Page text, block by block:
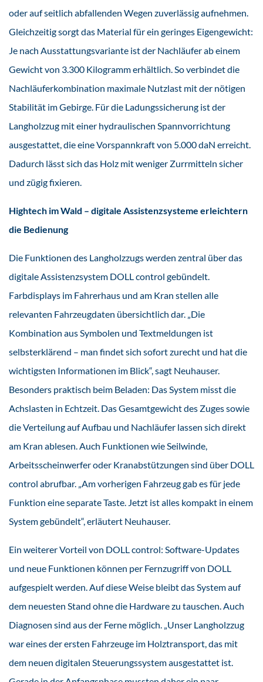
oder auf seitlich abfallenden Wegen zuverlässig aufnehmen.
Gleichzeitig sorgt das Material für ein geringes Eigengewicht:
Je nach Ausstattungsvariante ist der Nachläufer ab einem
Gewicht von 3.300 Kilogramm erhältlich. So verbindet die
Nachläuferkombination maximale Nutzlast mit der nötigen
Stabilität im Gebirge. Für die Ladungssicherung ist der
Langholzzug mit einer hydraulischen Spannvorrichtung
ausgestattet, die eine Vorspannkraft von 5.000 daN erreicht.
Dadurch lässt sich das Holz mit weniger Zurrmitteln sicher
und zügig fixieren.
Hightech im Wald – digitale Assistenzsysteme erleichtern
die Bedienung
Die Funktionen des Langholzzugs werden zentral über das
digitale Assistenzsystem DOLL control gebündelt.
Farbdisplays im Fahrerhaus und am Kran stellen alle
relevanten Fahrzeugdaten übersichtlich dar. „Die
Kombination aus Symbolen und Textmeldungen ist
selbsterklärend – man findet sich sofort zurecht und hat die
wichtigsten Informationen im Blick“, sagt Neuhauser.
Besonders praktisch beim Beladen: Das System misst die
Achslasten in Echtzeit. Das Gesamtgewicht des Zuges sowie
die Verteilung auf Aufbau und Nachläufer lassen sich direkt
am Kran ablesen. Auch Funktionen wie Seilwinde,
Arbeitsscheinwerfer oder Kranabstützungen sind über DOLL
control abrufbar. „Am vorherigen Fahrzeug gab es für jede
Funktion eine separate Taste. Jetzt ist alles kompakt in einem
System gebündelt“, erläutert Neuhauser.
Ein weiterer Vorteil von DOLL control: Software-Updates
und neue Funktionen können per Fernzugriff von DOLL
aufgespielt werden. Auf diese Weise bleibt das System auf
dem neuesten Stand ohne die Hardware zu tauschen. Auch
Diagnosen sind aus der Ferne möglich. „Unser Langholzzug
war eines der ersten Fahrzeuge im Holztransport, das mit
dem neuen digitalen Steuerungssystem ausgestattet ist.